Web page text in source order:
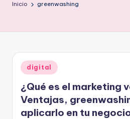
Inicio greenwashing
Publicado
en
digital
¿Qué es el marketing
Ventajas,
aplicarlo en tu